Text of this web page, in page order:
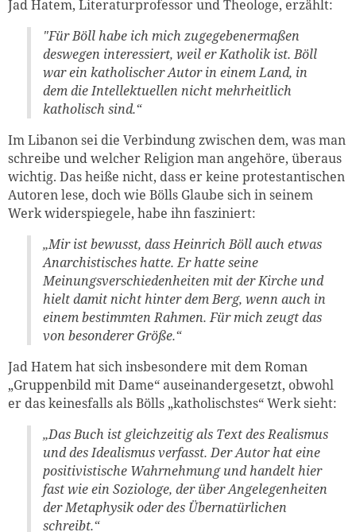
Jad Hatem, Literaturprofessor und Theologe, erzählt:
"Für Böll habe ich mich zugegebenermaßen
deswegen interessiert, weil er Katholik ist. Böll
war ein katholischer Autor in einem Land, in
dem die Intellektuellen nicht mehrheitlich
katholisch sind.“
Im Libanon sei die Verbindung zwischen dem, was man
schreibe und welcher Religion man angehöre, überaus
wichtig. Das heiße nicht, dass er keine protestantischen
Autoren lese, doch wie Bölls Glaube sich in seinem
Werk widerspiegele, habe ihn fasziniert:
„Mir ist bewusst, dass Heinrich Böll auch etwas
Anarchistisches hatte. Er hatte seine
Meinungsverschiedenheiten mit der Kirche und
hielt damit nicht hinter dem Berg, wenn auch in
einem bestimmten Rahmen. Für mich zeugt das
von besonderer Größe.“
Jad Hatem hat sich insbesondere mit dem Roman
„Gruppenbild mit Dame“ auseinandergesetzt, obwohl
er das keinesfalls als Bölls „katholischstes“ Werk sieht:
„Das Buch ist gleichzeitig als Text des Realismus
und des Idealismus verfasst. Der Autor hat eine
positivistische Wahrnehmung und handelt hier
fast wie ein Soziologe, der über Angelegenheiten
der Metaphysik oder des Übernatürlichen
schreibt.“